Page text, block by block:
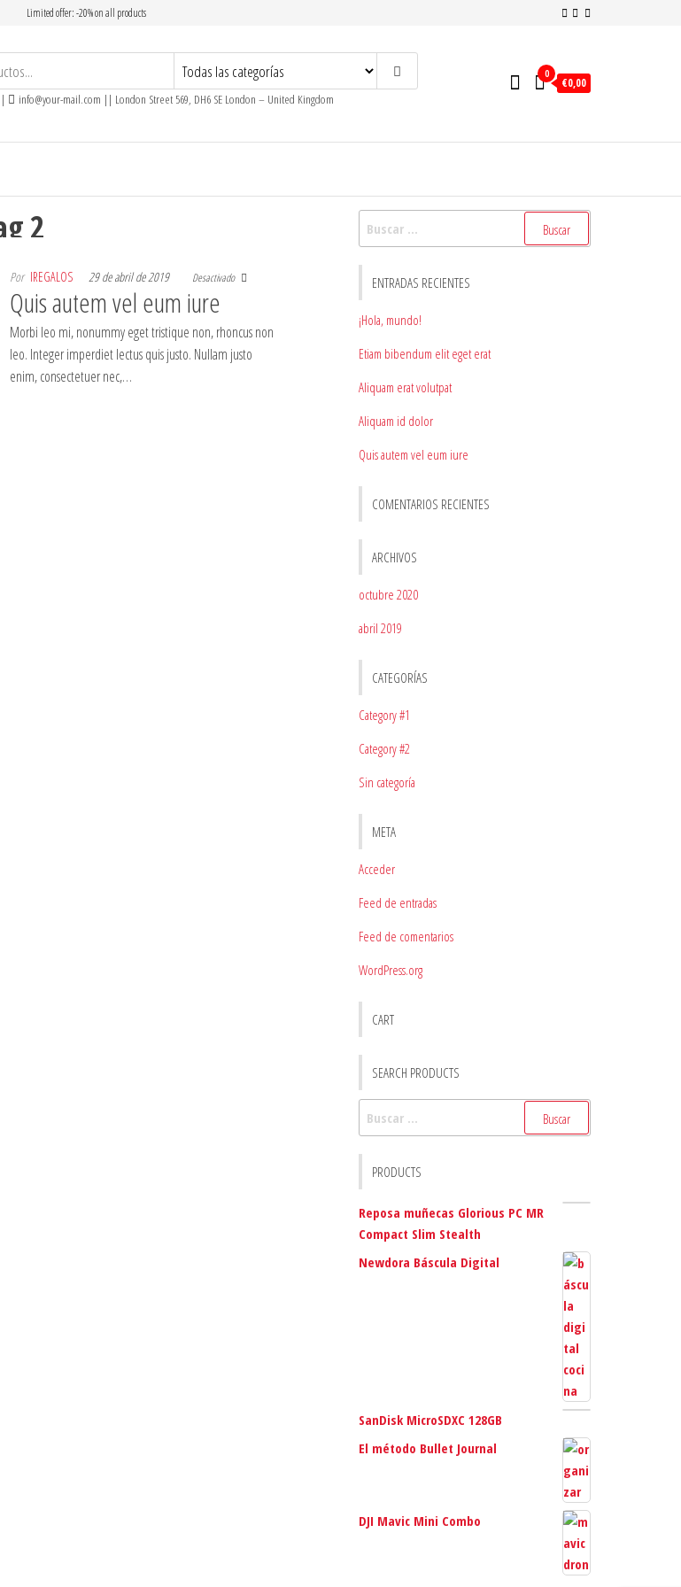
Limited offer: -20% on all products
info@your-mail.com || London Street 569, DH6 SE London – United Kingdom
0
€0,00
2
Por IREGALOS 29 de abril de 2019 Desactivado
Quis autem vel eum iure
Morbi leo mi, nonummy eget tristique non, rhoncus non
leo. Integer imperdiet lectus quis justo. Nullam justo
enim, consectetuer nec,…
ENTRADAS RECIENTES
¡Hola, mundo!
Etiam bibendum elit eget erat
Aliquam erat volutpat
Aliquam id dolor
Quis autem vel eum iure
COMENTARIOS RECIENTES
ARCHIVOS
octubre 2020
abril 2019
CATEGORÍAS
Category #1
Category #2
Sin categoría
META
Acceder
Feed de entradas
Feed de comentarios
WordPress.org
CART
SEARCH PRODUCTS
PRODUCTS
Reposa muñecas Glorious PC MR
Compact Slim Stealth
Newdora Báscula Digital
SanDisk MicroSDXC 128GB
El método Bullet Journal
DJI Mavic Mini Combo